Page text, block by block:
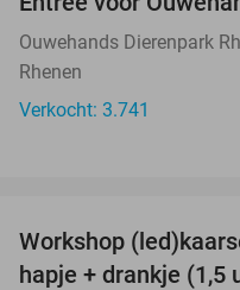
Ouwehands Dierenpark
Rhenen
Verkocht: 3.741
Workshop
hapje + drankje (1,5